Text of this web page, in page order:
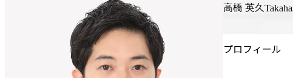
高橋 英久
プロフィール